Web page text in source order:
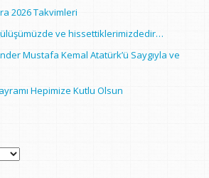
2026 Takvimleri
ve hissettiklerimizdedir…
Mustafa Kemal Atatürk’ü Saygıyla ve
Hepimize Kutlu Olsun